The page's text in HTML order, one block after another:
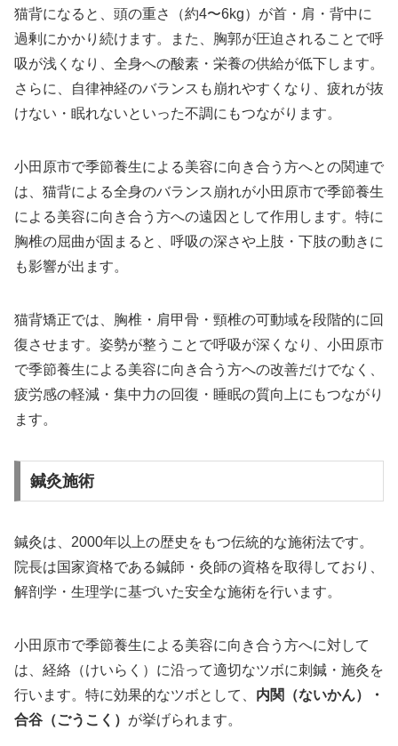
猫背になると、頭の重さ（約4〜6kg）が首・肩・背中に
過剰にかかり続けます。また、胸郭が圧迫されることで呼
吸が浅くなり、全身への酸素・栄養の供給が低下します。
さらに、自律神経のバランスも崩れやすくなり、疲れが抜
けない・眠れないといった不調にもつながります。
小田原市で季節養生による美容に向き合う方へとの関連で
は、猫背による全身のバランス崩れが小田原市で季節養生
による美容に向き合う方への遠因として作用します。特に
胸椎の屈曲が固まると、呼吸の深さや上肢・下肢の動きに
も影響が出ます。
猫背矯正では、胸椎・肩甲骨・頸椎の可動域を段階的に回
復させます。姿勢が整うことで呼吸が深くなり、小田原市
で季節養生による美容に向き合う方への改善だけでなく、
疲労感の軽減・集中力の回復・睡眠の質向上にもつながり
ます。
鍼灸施術
鍼灸は、2000年以上の歴史をもつ伝統的な施術法です。
院長は国家資格である鍼師・灸師の資格を取得しており、
解剖学・生理学に基づいた安全な施術を行います。
小田原市で季節養生による美容に向き合う方へに対して
は、経絡（けいらく）に沿って適切なツボに刺鍼・施灸を
行います。特に効果的なツボとして、 内関（ないかん）・
合谷（ごうこく） が挙げられます。